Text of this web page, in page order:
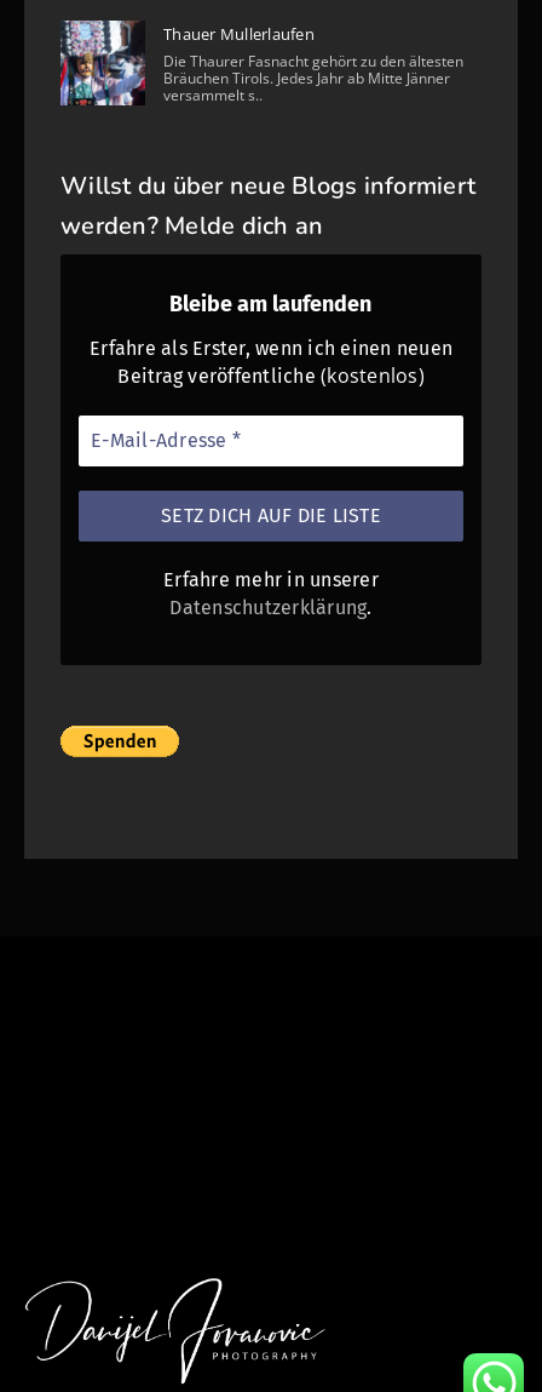
Thauer Mullerlaufen
Die Thaurer Fasnacht gehört zu den ältesten
Bräuchen Tirols. Jedes Jahr ab Mitte Jänner
versammelt s..
Willst du über neue Blogs informiert
werden? Melde dich an
Bleibe am laufenden
Erfahre als Erster, wenn ich einen neuen
Beitrag veröffentliche (kostenlos)
Erfahre mehr in unserer
Datenschutzerklärung.